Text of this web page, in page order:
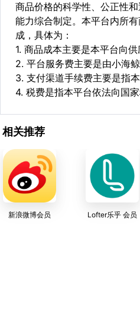
商品价格的科学性、公正性
能力综合制定。本平台内所
成，具体为：
1. 商品成本主要是本平台向供
2. 平台服务费主要是由小海
3. 支付渠道手续费主要是指
4. 税费是指本平台依法向国
相关推荐
新浪微博会员 Lofter乐乎 会员